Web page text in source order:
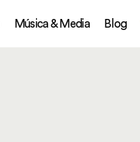
Música & Media Blog